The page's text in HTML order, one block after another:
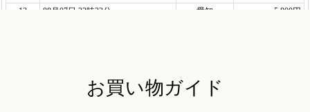
お買い物ガイド